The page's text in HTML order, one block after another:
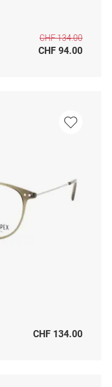
CHF 134.00
CHF 94.00
CHF 134.00